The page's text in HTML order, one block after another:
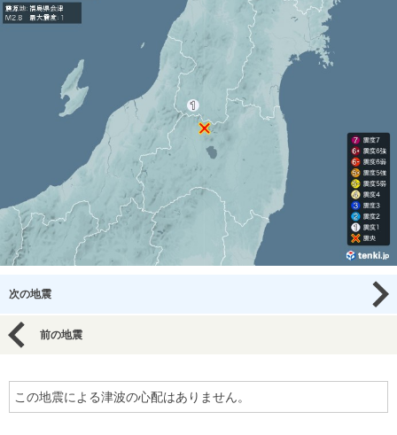
次の地震
前の地震
この地震による津波の心配はありません。